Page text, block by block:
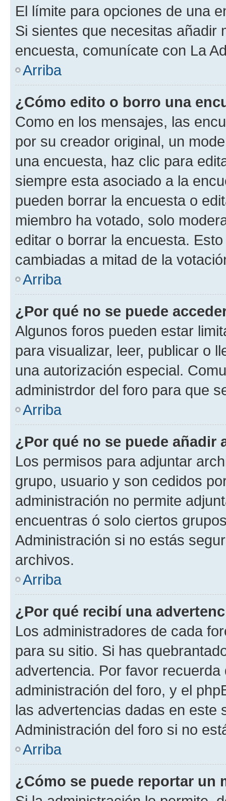
El límite para opciones de una
Si sientes que necesitas añadir
encuesta, comunícate con La
Arriba
¿Cómo edito o borro una
Como en los mensajes, las
por su creador original, un
una encuesta, haz clic para
siempre esta asociado a la
pueden borrar la encuesta o
miembro ha votado, solo
editar o borrar la encuesta.
cambiadas a mitad de la
Arriba
¿Por qué no se puede
Algunos foros pueden estar
para visualizar, leer, publicar o
una autorización especial.
administrdor del foro para que
Arriba
¿Por qué no se puede añadir
Los permisos para adjuntar
grupo, usuario y son cedidos
administración no permite
encuentras ó solo ciertos
Administración si no estás
archivos.
Arriba
¿Por qué recibí una
Los administradores de cada
para su sitio. Si has
advertencia. Por favor
administración del foro, y el
las advertencias dadas en este
Administración del foro si no
Arriba
¿Cómo se puede reportar un